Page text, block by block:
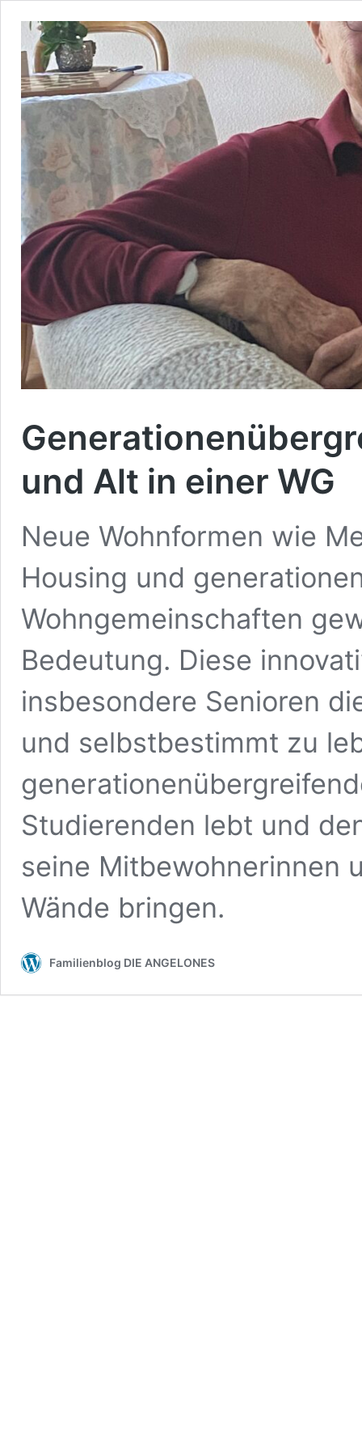
und Alt in einer WG
Neue Wohnformen wie
Housing und
Wohngemeinschaften
Bedeutung. Diese
insbesondere Senioren
und selbstbestimmt zu
Studierenden lebt und
seine Mitbewohnerinnen
Wände bringen.
Familienblog DIE ANGELONES